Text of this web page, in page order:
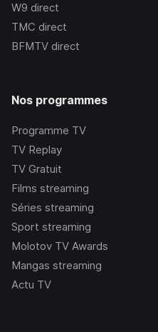
W9 direct
TMC direct
BFMTV direct
Nos programmes
Programme TV
TV Replay
TV Gratuit
Films streaming
Séries streaming
Sport streaming
Molotov TV Awards
Mangas streaming
Actu TV